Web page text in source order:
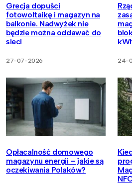
Grecja dopuści
fotowoltaikę i magazyn na
balkonie. Nadwyżek nie
będzie można oddawać do
sieci
27-07-2026 24-
Opłacalność domowego
magazynu energii – jakie są
oczekiwania Polaków?